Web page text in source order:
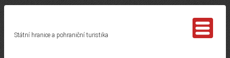
Státní hranice a pohraniční turistika